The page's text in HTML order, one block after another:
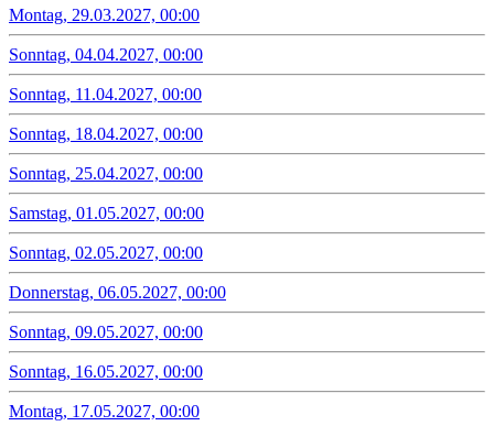
Montag, 29.03.2027, 00:00
Sonntag, 04.04.2027, 00:00
Sonntag, 11.04.2027, 00:00
Sonntag, 18.04.2027, 00:00
Sonntag, 25.04.2027, 00:00
Samstag, 01.05.2027, 00:00
Sonntag, 02.05.2027, 00:00
Donnerstag, 06.05.2027, 00:00
Sonntag, 09.05.2027, 00:00
Sonntag, 16.05.2027, 00:00
Montag, 17.05.2027, 00:00